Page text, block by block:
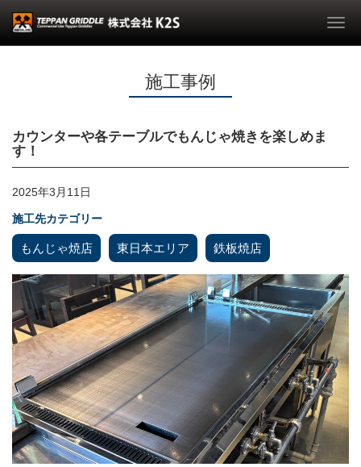
施工事例
カウンターや各テーブルでもんじゃ焼きを楽しめま
す！
2025年3月11日
施工先カテゴリー
もんじゃ焼店 東日本エリア 鉄板焼店